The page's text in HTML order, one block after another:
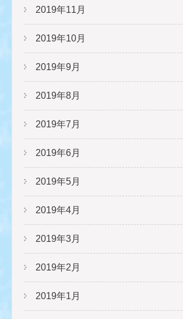
2019年11月
2019年10月
2019年9月
2019年8月
2019年7月
2019年6月
2019年5月
2019年4月
2019年3月
2019年2月
2019年1月